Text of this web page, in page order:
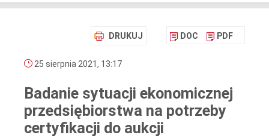
DRUKUJ DOC PDF
25 sierpnia 2021, 13:17
Badanie sytuacji ekonomicznej
przedsiębiorstwa na potrzeby
certyfikacji do aukcji